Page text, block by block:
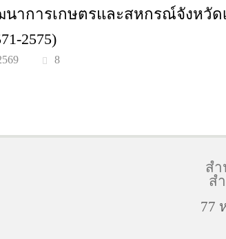
าการเกษตรและสหกรณ์จังหวัด
2575)
8
ส
ส
77